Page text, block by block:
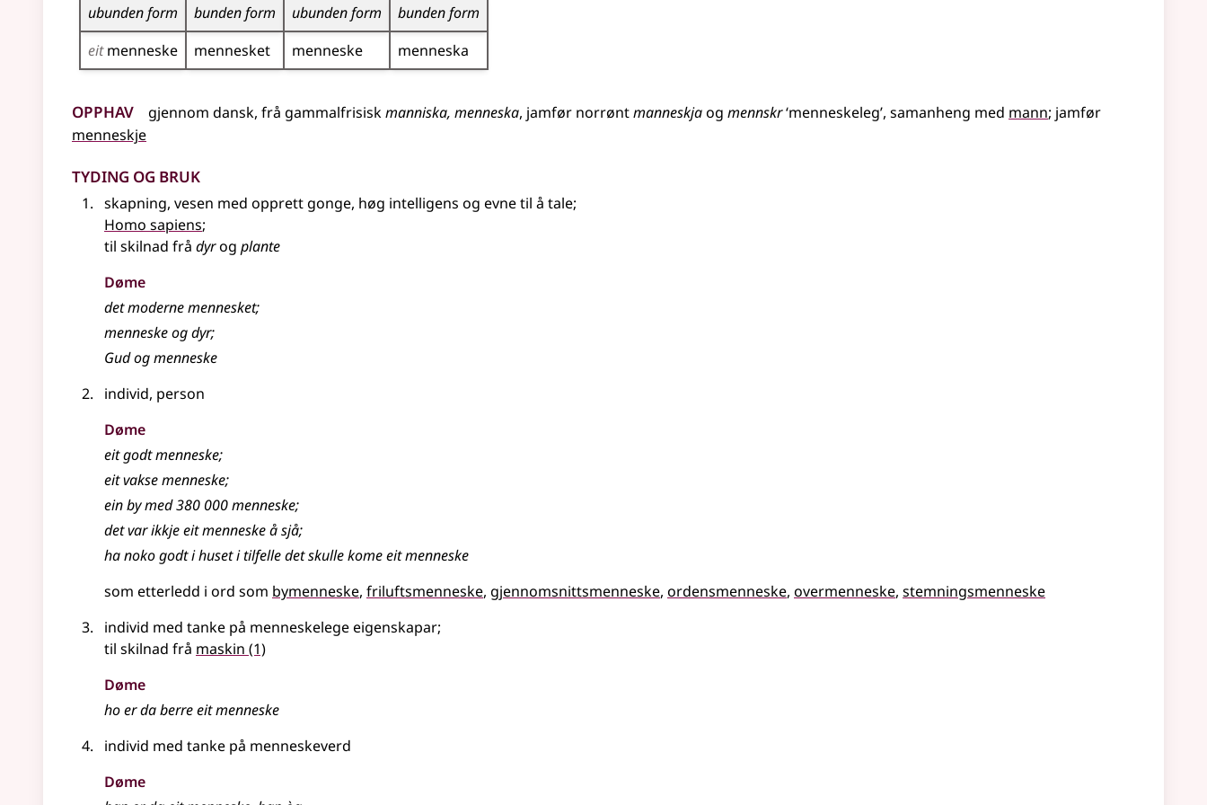
ubunden form
bunden form ubunden form
bunden form
eitmenneske mennesket menneske menneska
Opphav gjennom dansk, frå gammalfrisiskmanniska, menneska, jamfør norrøntmanneskjaog mennskr‘menneskeleg’, samanheng med mann; jamfør
menneskje
Tyding og bruk
skapning, vesen med opprett gonge, høg intelligens og evne til å tale;
Homo sapiens;
til skilnad frå dyrog plante
Døme
det moderne mennesket;
menneske og dyr;
Gud og menneske
individ, person
Døme
eit godt menneske;
eit vakse menneske;
ein by med 380 000 menneske;
det var ikkje eit menneske å sjå;
ha noko godt i huset i tilfelle det skulle kome eit menneske
som etterledd i ord som bymenneske friluftsmenneske gjennomsnittsmenneske ordensmenneske overmenneske stemningsmenneske
individ med tanke på menneskelege eigenskapar;
til skilnad frå maskin (1)
Døme
ho er da berre eit menneske
individ med tanke på menneskeverd
Døme